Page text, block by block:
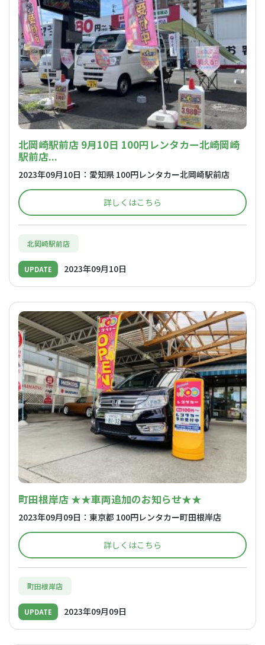
北岡崎駅前店 9月10日 100円レンタカー北崎岡崎
駅前店...
2023年09月10日：愛知県 100円レンタカー北岡崎駅前店
詳しくはこちら
北岡崎駅前店
UPDATE 2023年09月10日
町田根岸店 ★★車両追加のお知らせ★★
2023年09月09日：東京都 100円レンタカー町田根岸店
詳しくはこちら
町田根岸店
UPDATE 2023年09月09日